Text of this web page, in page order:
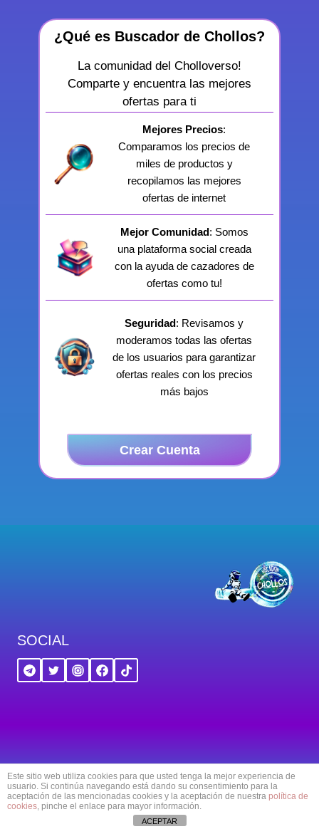
¿Qué es Buscador de Chollos?
La comunidad del Cholloverso!
Comparte y encuentra las mejores
ofertas para ti
Mejores Precios:
Comparamos los precios de
miles de productos y
recopilamos las mejores
ofertas de internet
Mejor Comunidad: Somos
una plataforma social creada
con la ayuda de cazadores de
ofertas como tu!
Seguridad: Revisamos y
moderamos todas las ofertas
de los usuarios para garantizar
ofertas reales con los precios
más bajos
Crear Cuenta
SOCIAL
© 2018-2026 Buscador de Chollos - ByNavagart
Design
Este sitio web utiliza cookies para que usted tenga la mejor experiencia de
usuario. Si continúa navegando está dando su consentimiento para la
aceptación de las mencionadas cookies y la aceptación de nuestra política de
cookies, pinche el enlace para mayor información.
ACEPTAR